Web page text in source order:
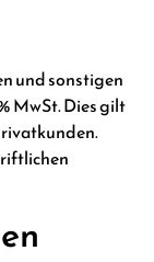
und sonstigen
MwSt. Dies gilt